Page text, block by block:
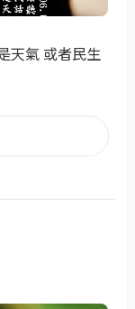
天氣 或者民生